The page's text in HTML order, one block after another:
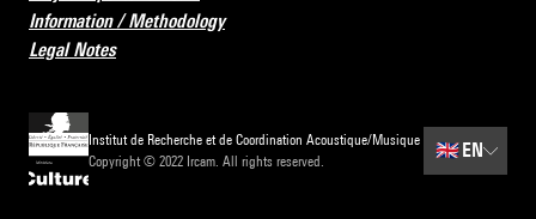
Information / Methodology
Legal Notes
Institut de Recherche et de Coordination Acoustique/Musique
Copyright © 2022 Ircam. All rights reserved.
🇬🇧 EN